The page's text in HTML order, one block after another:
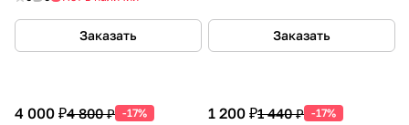
Заказать Заказать
4 000 ₽4 800 ₽ -17% 1 200 ₽1 440 ₽ -17%